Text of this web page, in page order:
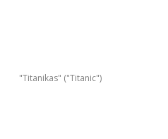
"Titanikas" ("Titanic")